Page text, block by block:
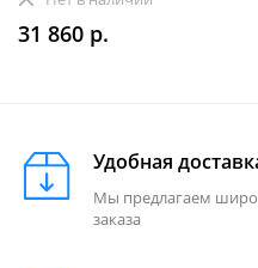
31 860 р.
Удобная
Мы предлагаем
заказа